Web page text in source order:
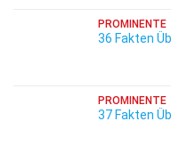
PROMINENTE
36 Fakten
PROMINENTE
37 Fakten